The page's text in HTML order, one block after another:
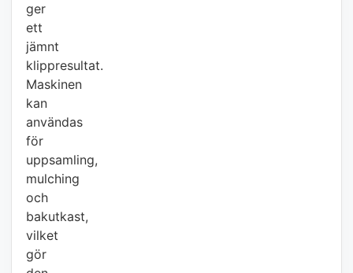
ger
ett
jämnt
klippresultat.
Maskinen
kan
användas
för
uppsamling,
mulching
och
bakutkast,
vilket
gör